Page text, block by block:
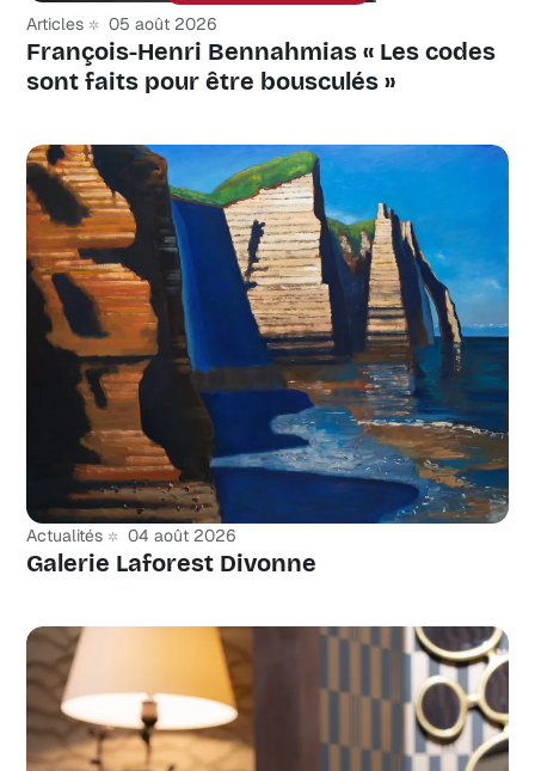
Articles 05 août 2026
François-Henri Bennahmias « Les codes
sont faits pour être bousculés »
Actualités 04 août 2026
Galerie Laforest Divonne